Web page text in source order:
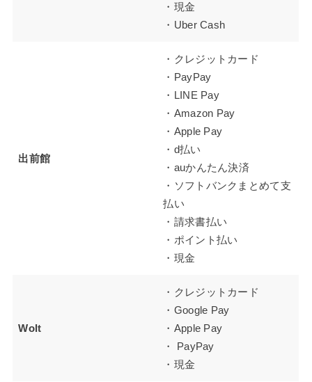
・現金
・Uber Cash
出前館
・クレジットカード
・PayPay
・LINE Pay
・Amazon Pay
・Apple Pay
・d払い
・auかんたん決済
・ソフトバンクまとめて支
払い
・請求書払い
・ポイント払い
・現金
Wolt
・クレジットカード
・Google Pay
・Apple Pay
・ PayPay
・現金